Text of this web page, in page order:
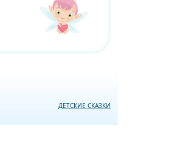
ДЕТСКИЕ СКАЗКИ